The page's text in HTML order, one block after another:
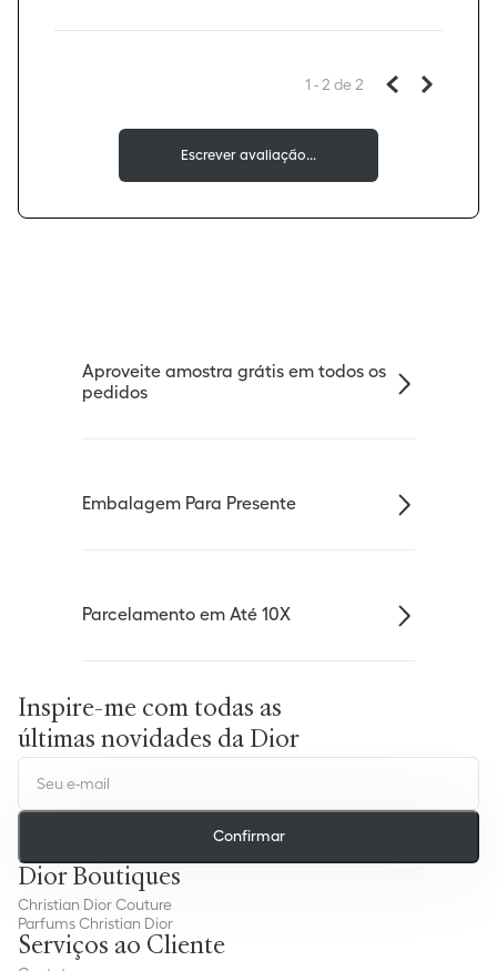
1 - 2de 2
Aproveite amostra grátis em todos os
pedidos
Embalagem Para Presente
Parcelamento em Até 10X
Inspire-me com todas as
últimas novidades da Dior
Confirmar
Dior Boutiques
Christian Dior Couture
Parfums Christian Dior
Serviços ao Cliente